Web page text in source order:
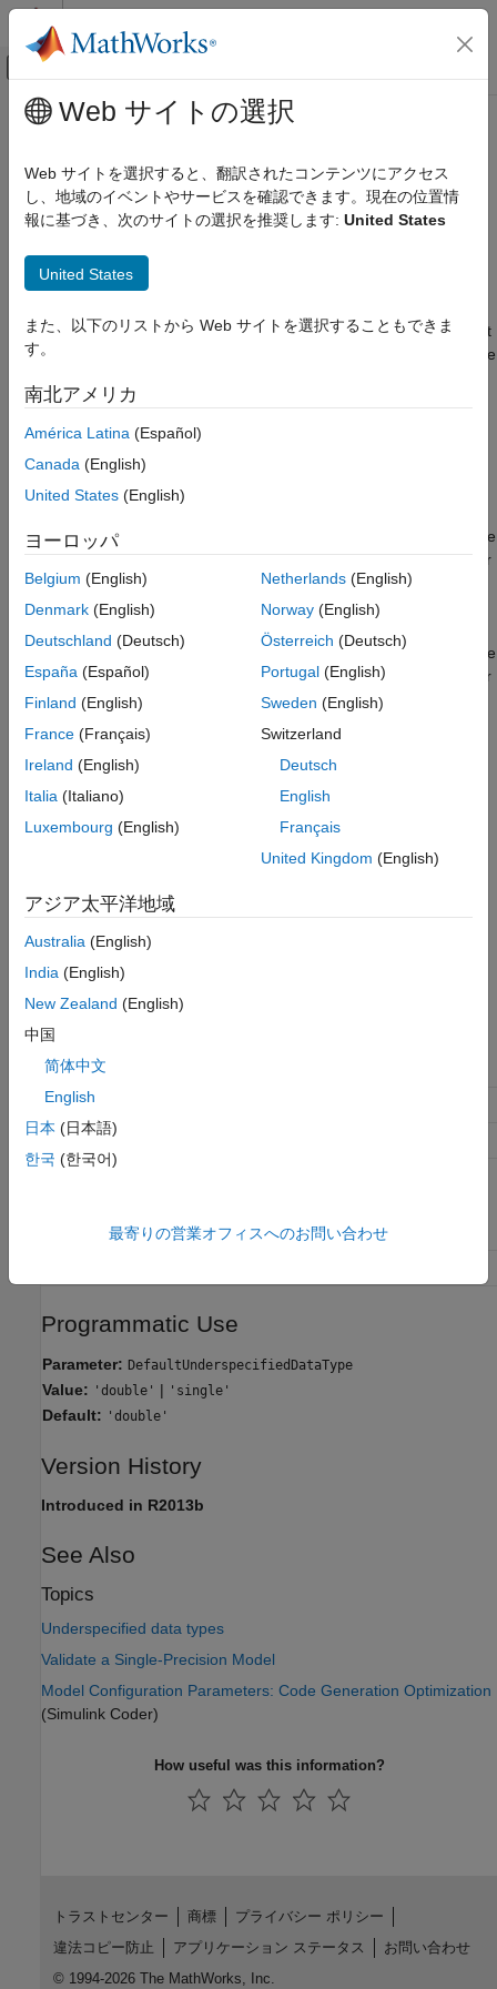
コンテンツへスキップ
オフキャンバス ナビゲーション メ
ドキュメンテーションのホーム
Modeling
Configure Signals, States, and Parameters
Default for underspecified data type
Description
Tips
Version History
See Also
メインコンテンツ
Default for underspecified data type
Data type to use whenSimulinkcannot infer the data type
Description
TheDefault for underspecified data typespecifies the default
data type to use for inherited data types if the Simulink
software
propagation.
double(default) |single
Sets the data type for underspecified data types during data type
propagation todouble. Simulink usesdoubleas the data type for
inherited data types.
Sets the data type for underspecified data types during data type
propagation tosingle . Simulink usessingleas the data type for
inherited data types.
Tips
This setting affects both simulation and code generation.
For embedded designs that target single-precision
processors, set this parameter to singleto avoid the
strict single-precision design check to identify the double-
precision usage in your model.
Recommended Settings
Application
Debugging
Traceability
double (otherwise)
Programmatic Use
Parameter: DefaultUnderspecifiedDataType
Value: 'double' | 'single'
Default: 'double'
Version History
Introduced in R2013b
See Also
Topics
Underspecified data types
Validate a Single-Precision Model
Model Configuration Parameters: Code Generation Optimization
(Simulink Coder)
How useful was this information?
Web サイトの選択
Web サイトを選択すると、翻訳されたコンテンツにアクセス
し、地域のイベントやサービスを確認できます。現在の位置情
報に基づき、次のサイトの選択を推奨します: United States
United States
また、以下のリストから Web サイトを選択することもできま
す。
南北アメリカ
América Latina (Español)
Canada (English)
United States (English)
ヨーロッパ
Belgium (English)
Denmark (English)
Deutschland (Deutsch)
España (Español)
Finland (English)
France (Français)
Ireland (English)
Italia (Italiano)
Luxembourg (English)
Netherlands(English)
Norway(English)
Österreich (Deutsch)
Portugal(English)
Sweden (English)
Switzerland
Deutsch
English
Français
United Kingdom (English)
アジア太平洋地域
Australia (English)
India (English)
New Zealand (English)
中国
简体中文
English
日本 (日本語)
한국 (한국어)
最寄りの営業オフィスへのお問い合わせ
トラストセンター 商標
プライバシー ポリシー
違法コピー防止
アプリケーション ステータス
お問い合わせ
© 1994-2026 The MathWorks, Inc.